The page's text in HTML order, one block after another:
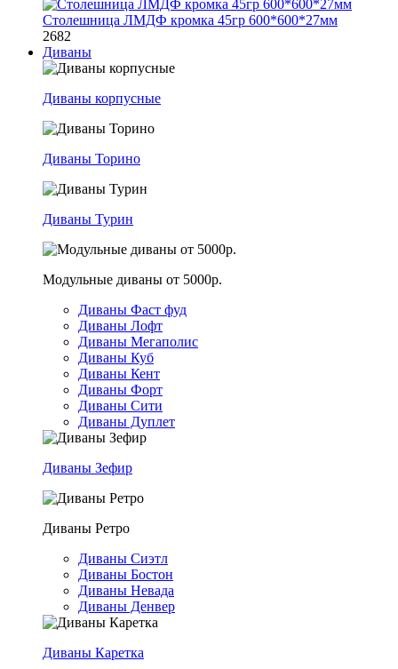
Столешница ЛМДФ кромка 45гр 600*600*27мм
2682
Диваны
Диваны корпусные
Диваны Торино
Диваны Турин
Модульные диваны от 5000р.
Диваны Фаст фуд
Диваны Лофт
Диваны Мегаполис
Диваны Куб
Диваны Кент
Диваны Форт
Диваны Сити
Диваны Дуплет
Диваны Зефир
Диваны Ретро
Диваны Сиэтл
Диваны Бостон
Диваны Невада
Диваны Денвер
Диваны Каретка